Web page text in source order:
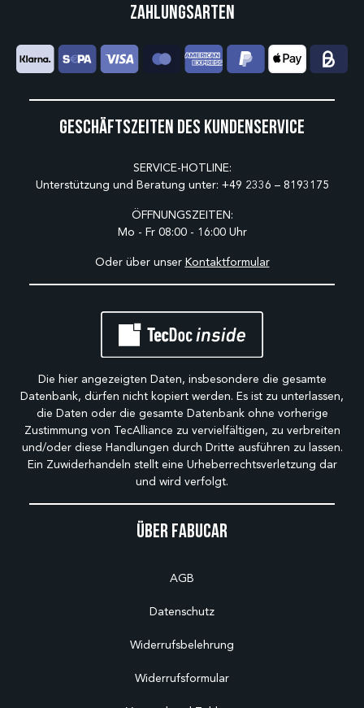
Über Fabucar
AGB
Datenschutz
Widerrufsbelehrung
Widerrufsformular
Geschäftszeiten des Kundenservice
SERVICE-HOTLINE:
Unterstützung und Beratung unter: +49 2336 – 8193175
ÖFFNUNGSZEITEN:
Mo - Fr 08:00 - 16:00 Uhr
Oder über unser Kontaktformular
Zahlungsarten
Die hier angezeigten Daten, insbesondere die gesamte
Datenbank, dürfen nicht kopiert werden. Es ist zu unterlassen,
die Daten oder die gesamte Datenbank ohne vorherige
Zustimmung von TecAlliance zu vervielfältigen, zu verbreiten
und/oder diese Handlungen durch Dritte ausführen zu lassen.
Ein Zuwiderhandeln stellt eine Urheberrechtsverletzung dar
und wird verfolgt.